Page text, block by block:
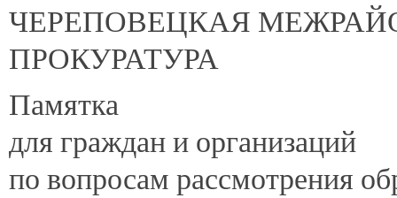
ЧЕРЕПОВЕЦКАЯ
ПРОКУРАТУРА
Памятка
для граждан и организаций
по вопросам рассмотрения